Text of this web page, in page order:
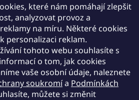
které nám pomáhají zlepšit
analyzovat provoz a
na míru. Některé cookies
personalizaci reklam.
tohoto webu souhlasíte s
o tom, jak cookies
vaše osobní údaje, naleznete
soukromía Podmínkách
můžete si změnit
220, ČERVENÉ ZÁHOŘÍ
391 37 CHOTOVINY
IČ: 28138252
DIČ: CZ28138252
rejstříku vedeném u Krajského soudu v Českých
oddíl C, vložka 19654.